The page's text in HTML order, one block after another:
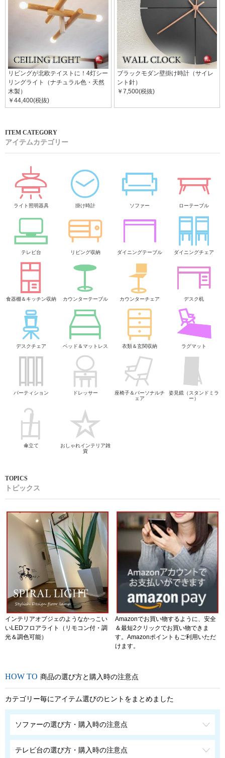
リビングが北欧テイストに！4灯シー
リングライト（ナチュラル色・天然
木製）
￥44,400(税抜)
ブラックモダン壁掛け時計（サイレ
ント針）
￥7,500(税抜)
アイテムカテゴリー
ライト照明器具 掛け時計 ソファー ローテーブル
テレビ台 リビング収納 ダイニングテーブル ダイニングチェア
食器棚＆キッチン収納 カウンターテーブル カウンターチェア デスク机
デスクチェア ベッド＆マットレス 衣類＆玄関収納 ラグマット
パーティション ドレッサー
座椅子＆パーソナルチ
ェア
姿見鏡（スタンドミラ
ー）
傘立て
おしゃれインテリア雑
貨
トピックス
インテリアオブジェのようなかっこい
いLEDフロアライト（リモコン付・調
光＆調色可能）
Amazonでお買い物するように、安全
＆最短2クリックでお買い物できま
す。Amazonポイントもご利用いただ
けます。
商品の選び方と購入時の注意点
カテゴリー毎にアイテム選びのヒントをまとめました
ソファーの選び方・購入時の注意点
テレビ台の選び方・購入時の注意点